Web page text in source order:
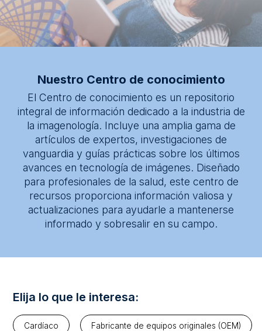
Centro de conocimientos
Acerca de
Nuestro Centro de conocimiento
El Centro de conocimiento es un repositorio
integral de información dedicado a la industria de
la imagenología. Incluye una amplia gama de
artículos de expertos, investigaciones de
vanguardia y guías prácticas sobre los últimos
avances en tecnología de imágenes. Diseñado
para profesionales de la salud, este centro de
recursos proporciona información valiosa y
actualizaciones para ayudarle a mantenerse
informado y sobresalir en su campo.
Elija lo que le interesa:
Cardíaco Fabricante de equipos originales (OEM)
* Segmento
Mensaje